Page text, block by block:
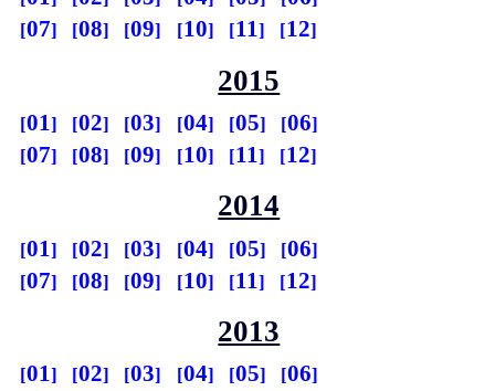
07
08 09 10 11 12
2015
01 02 03 04 05
06
07
08 09 10 11 12
2014
01 02 03 04 05
06
07
08 09 10 11 12
2013
01 02 03 04 05
06